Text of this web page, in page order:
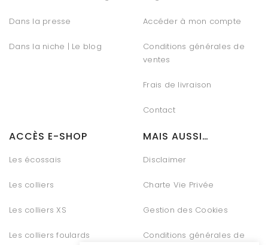
Dans la presse
Dans la niche | Le blog
Accéder à mon compte
Conditions générales de
ventes
Frais de livraison
Contact
ACCÈS E-SHOP
Les écossais
Les colliers
Les colliers XS
Les colliers foulards
MAIS AUSSI…
Disclaimer
Charte Vie Privée
Gestion des Cookies
Conditions générales de